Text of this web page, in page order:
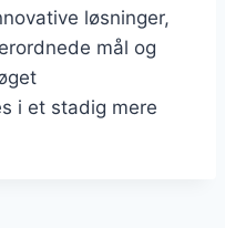
løsninger,
mål og
i et stadig mere